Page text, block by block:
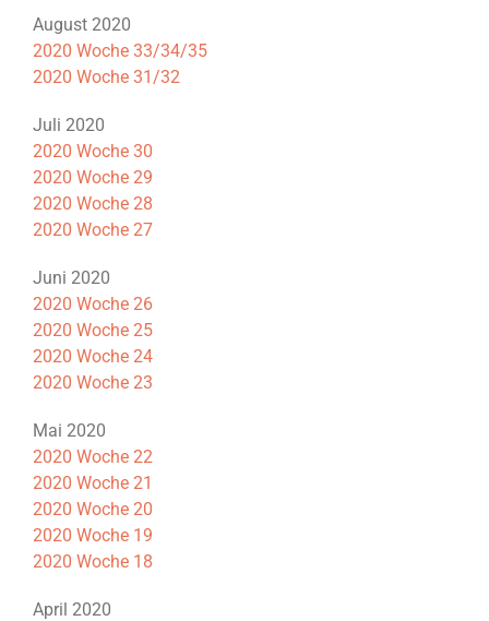
August 2020
2020 Woche 33/34/35
2020 Woche 31/32
Juli 2020
2020 Woche 30
2020 Woche 29
2020 Woche 28
2020 Woche 27
Juni 2020
2020 Woche 26
2020 Woche 25
2020 Woche 24
2020 Woche 23
Mai 2020
2020 Woche 22
2020 Woche 21
2020 Woche 20
2020 Woche 19
2020 Woche 18
April 2020